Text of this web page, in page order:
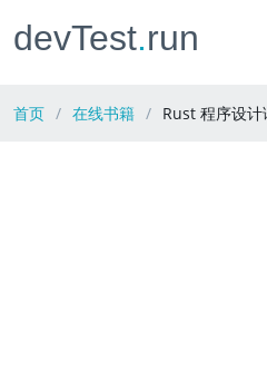
devTest.run
首页 在线书籍 Rust 程序设计